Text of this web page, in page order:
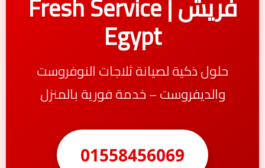
Egypt
حلول ذكية لصيانة ثلاجات النوفروست
والديفروست – خدمة فورية بالمنزل
01558456069